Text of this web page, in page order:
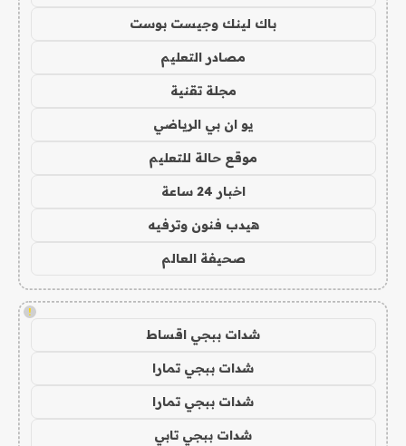
باك لينك وجيست بوست
مصادر التعليم
مجلة تقنية
يو ان بي الرياضي
موقع حالة للتعليم
اخبار 24 ساعة
هيدب فنون وترفيه
صحيفة العالم
!
شدات ببجي اقساط
شدات ببجي تمارا
شدات ببجي تمارا
شدات ببجي تابي